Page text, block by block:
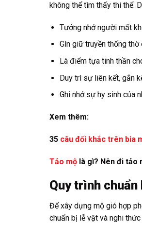
không thể tìm thấy thi thể.
Tưởng nhớ người mất
Gìn giữ truyền thống
Là điểm tựa tinh thần
Duy trì sự liên kết, gắn
Ghi nhớ sự hy sinh của
Xem thêm:
35 câu đối khắc trên bia
Tảo mộ là gì? Nên đi tảo
Quy trình
Để xây dựng mộ gió hợp
chuẩn bị lễ vật và nghi